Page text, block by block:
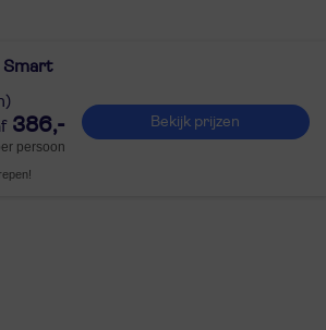
Smart
386,-
persoon
Bekijk prijzen